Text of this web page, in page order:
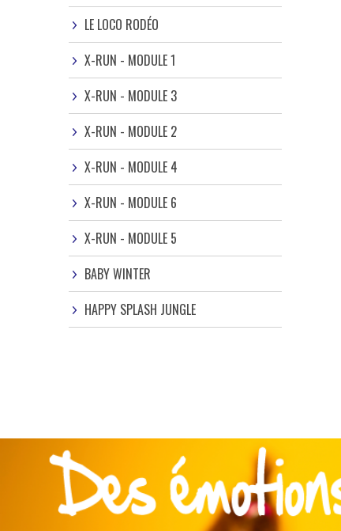
LE LOCO RODÉO
X-RUN - MODULE 1
X-RUN - MODULE 3
X-RUN - MODULE 2
X-RUN - MODULE 4
X-RUN - MODULE 6
X-RUN - MODULE 5
BABY WINTER
HAPPY SPLASH JUNGLE